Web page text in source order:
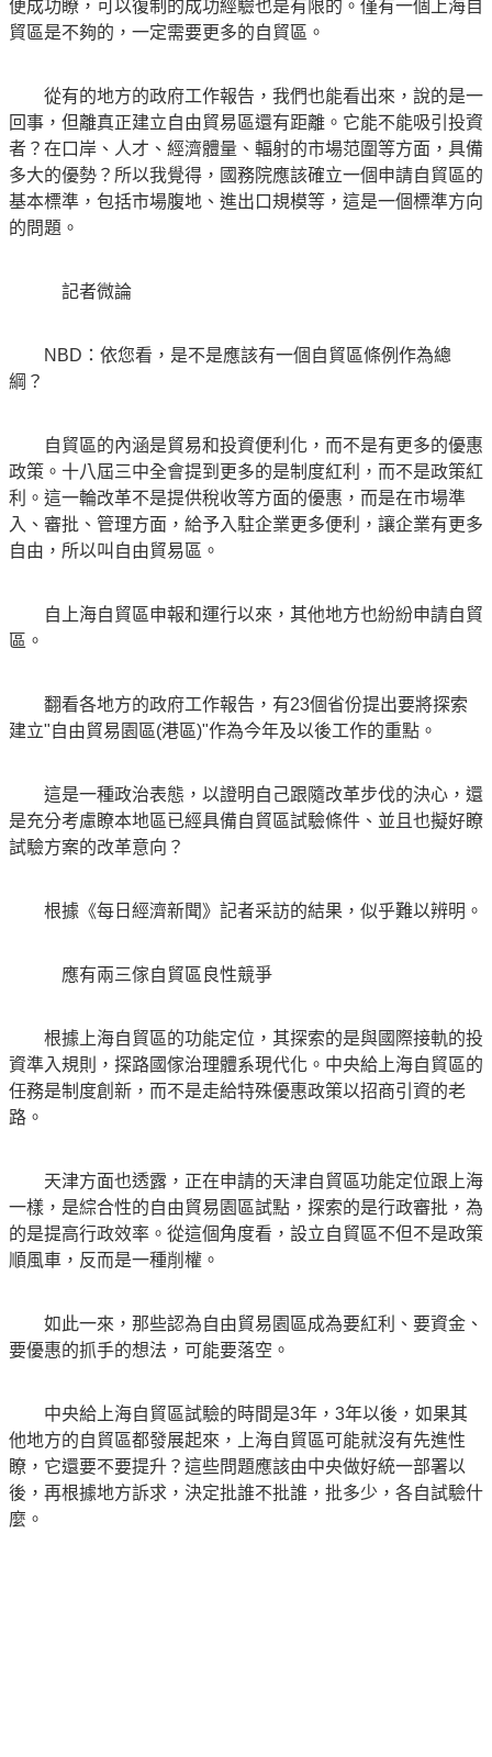
便成功瞭，可以復制的成功經驗也是有限的。僅有一個上海自
貿區是不夠的，一定需要更多的自貿區。
從有的地方的政府工作報告，我們也能看出來，說的是一
回事，但離真正建立自由貿易區還有距離。它能不能吸引投資
者？在口岸、人才、經濟體量、輻射的市場范圍等方面，具備
多大的優勢？所以我覺得，國務院應該確立一個申請自貿區的
基本標準，包括市場腹地、進出口規模等，這是一個標準方向
的問題。
記者微論
NBD：依您看，是不是應該有一個自貿區條例作為總
綱？
自貿區的內涵是貿易和投資便利化，而不是有更多的優惠
政策。十八屆三中全會提到更多的是制度紅利，而不是政策紅
利。這一輪改革不是提供稅收等方面的優惠，而是在市場準
入、審批、管理方面，給予入駐企業更多便利，讓企業有更多
自由，所以叫自由貿易區。
自上海自貿區申報和運行以來，其他地方也紛紛申請自貿
區。
翻看各地方的政府工作報告，有23個省份提出要將探索
建立"自由貿易園區(港區)"作為今年及以後工作的重點。
這是一種政治表態，以證明自己跟隨改革步伐的決心，還
是充分考慮瞭本地區已經具備自貿區試驗條件、並且也擬好瞭
試驗方案的改革意向？
根據《每日經濟新聞》記者采訪的結果，似乎難以辨明。
應有兩三傢自貿區良性競爭
根據上海自貿區的功能定位，其探索的是與國際接軌的投
資準入規則，探路國傢治理體系現代化。中央給上海自貿區的
任務是制度創新，而不是走給特殊優惠政策以招商引資的老
路。
天津方面也透露，正在申請的天津自貿區功能定位跟上海
一樣，是綜合性的自由貿易園區試點，探索的是行政審批，為
的是提高行政效率。從這個角度看，設立自貿區不但不是政策
順風車，反而是一種削權。
如此一來，那些認為自由貿易園區成為要紅利、要資金、
要優惠的抓手的想法，可能要落空。
中央給上海自貿區試驗的時間是3年，3年以後，如果其
他地方的自貿區都發展起來，上海自貿區可能就沒有先進性
瞭，它還要不要提升？這些問題應該由中央做好統一部署以
後，再根據地方訴求，決定批誰不批誰，批多少，各自試驗什
麼。